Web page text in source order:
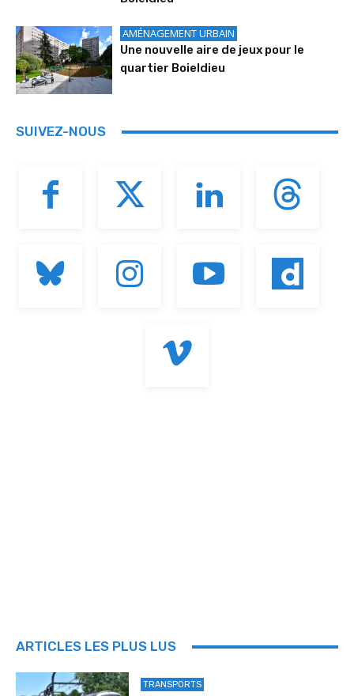
AMÉNAGEMENT URBAIN
Une nouvelle aire de jeux pour le
quartier Boieldieu
SUIVEZ-NOUS
ARTICLES LES PLUS LUS
TRANSPORTS